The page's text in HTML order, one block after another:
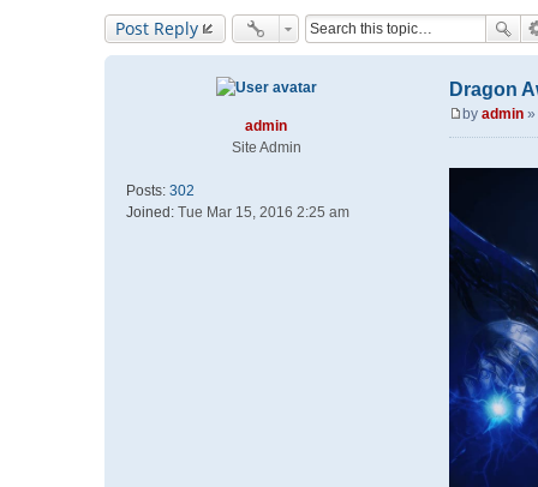
Post Reply
admin
Site Admin
Posts: 302
Joined: Tue Mar 15, 2016 2:25 am
Dragon
s
by admin »